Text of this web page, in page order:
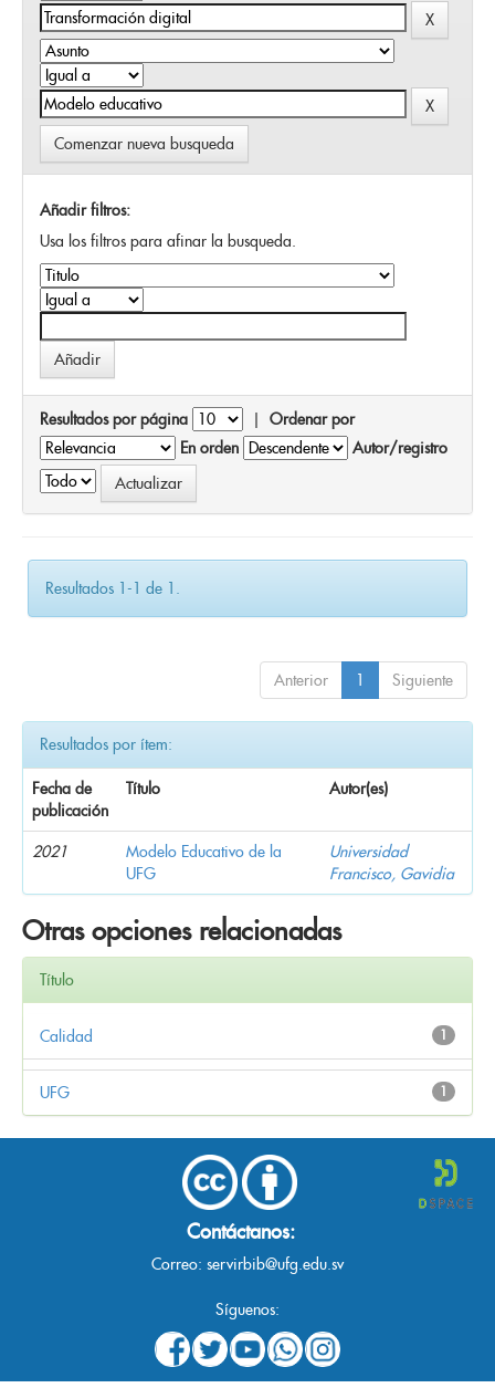
Comenzar nueva busqueda
Añadir filtros:
Usa los filtros para afinar la busqueda.
Resultados por página | Ordenar por
En orden
Autor/registro
Resultados 1-1 de 1.
Anterior 1 Siguiente
Resultados por ítem:
Fecha de
publicación
Título Autor(es)
2021
Modelo Educativo de la
UFG
Universidad
Francisco, Gavidia
Otras opciones relacionadas
Título
1
Calidad
1
UFG
Contáctanos:
Correo: servirbib@ufg.edu.sv
Síguenos: